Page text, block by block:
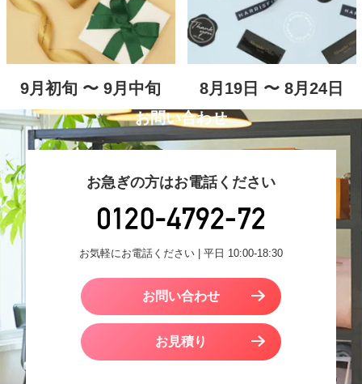
9月初旬 〜 9月中旬 8月19日 〜 8月24日
お問い合わせ
お急ぎの方はお電話ください
お気軽にお電話ください | 平日 10:00-18:30
お問い合わせ
お見積り